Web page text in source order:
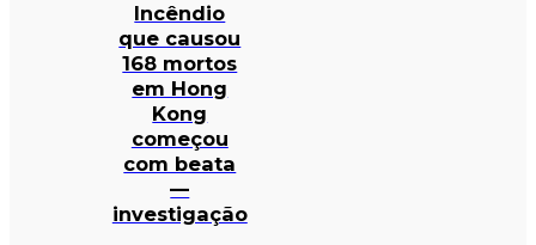
Incêndio
que causou
168 mortos
em Hong
Kong
começou
com beata
—
investigação